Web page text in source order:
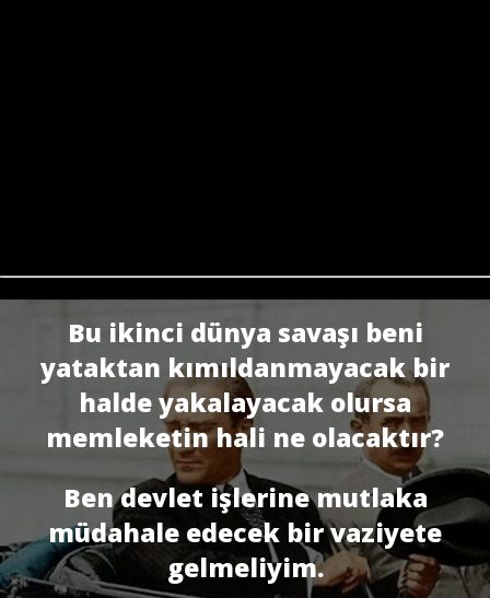
Bu ikinci dünya savaşı beni
yataktan kımıldanmayacak bir
halde yakalayacak olursa
memleketin hali ne olacaktır?
Ben devlet işlerine mutlaka
müdahale edecek bir vaziyete
gelmeliyim.